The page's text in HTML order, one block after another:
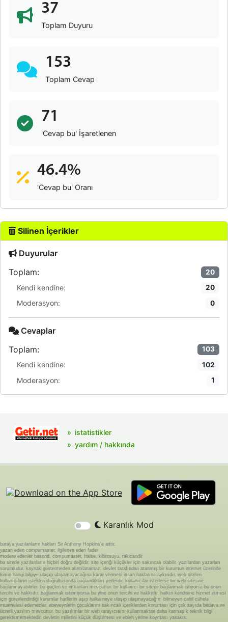
37
Toplam Duyuru
153
Toplam Cevap
71
'Cevap bu' İşaretlenen
46.4%
'Cevap bu' Oranı
Silinen İçerikler
Duyurular
Toplam:
20
Kendi kendine: 20
Moderasyon: 0
Cevaplar
Toplam:
103
Kendi kendine: 102
Moderasyon: 1
istatistikler
yardım / hakkında
Karanlık Mod
buraya yazılanların hakları Sir Anthony Hopkins'e aittir.
yazan eden compumaster, ilgilenen eden fader
modere edenler basond, compumaster, fraise, kibritsuyu, rakicandir
bu sitede yazılanların hiçbiri doğru değildir. site içeriği küçükler için sakıncalı olabilir. yazılardan yazarları
sorumludur. kaynak göstermeden alıntılanamaz. devlet tarafından atanmış bir kurumun internet üzerinde
kimin hangi bilgiye ulaşıp ulaşamayacağına karar vermesi insan haklarına aykırıdır. web siteleri
kullanıcıların istekleri doğrultusunda bağlandıkları yerlerdir. kullanıcılar isterlerse bir web sitesine
bağlanmayabilirler. bu güçleri ve imkanları mevcuttur. bir kullanıcı bir siteye bağlanmak istiyorsa bu onun
tercihi ve hakkıdır. bağlanmak istemiyorsa bu yine onun tercihi ve hakkıdır. halkın kendisine hizmet etmesi
için görevlendirdiği kurumlar hadlerini aşıp halka neye ulaşıp ulaşmayacağını bilmeyen cahil cühela
muamelesi edemezler. ebeveynlerin çocuklarını sakıncalı içeriklerden koruması için çok sayıda bedava ve
ücretli yazılım mevcuttur. bu yazılımlar bir web tarayıcısını kullanmaktan daha karmaşık teknik bilgi
gerektirmemektedir. devletin milletini küçük düşürmesi ve ebleh yerine koyması yasaktır.